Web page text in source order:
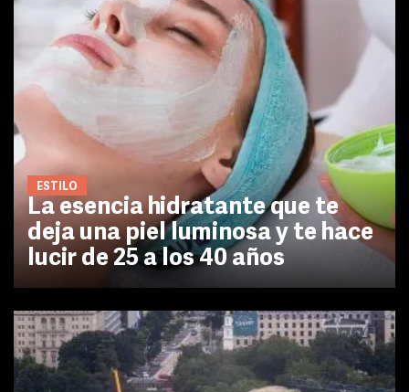
ESTILO
La esencia hidratante que te
deja una piel luminosa y te hace
lucir de 25 a los 40 años